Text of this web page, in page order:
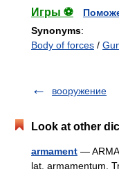
Игры ⚽
Synonyms:
Body of forces /
вооружение
Look at other
armament —
lat. armamentum.